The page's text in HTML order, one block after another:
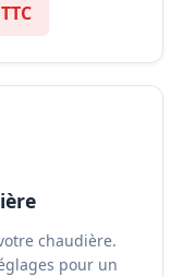
chaudière.
pour un